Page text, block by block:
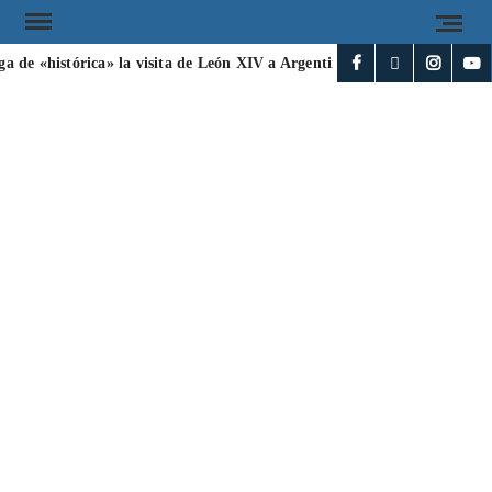
de «histórica» la visita de León XIV a Argentina Irán y Omán